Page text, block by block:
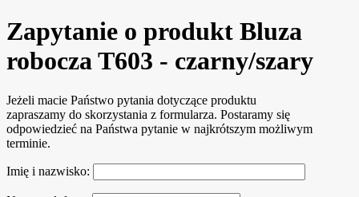
Zapytanie o produkt Bluza
robocza T603 - czarny/szary
Jeżeli macie Państwo pytania dotyczące produktu
zapraszamy do skorzystania z formularza. Postaramy się
odpowiedzieć na Państwa pytanie w najkrótszym możliwym
terminie.
Imię i nazwisko: